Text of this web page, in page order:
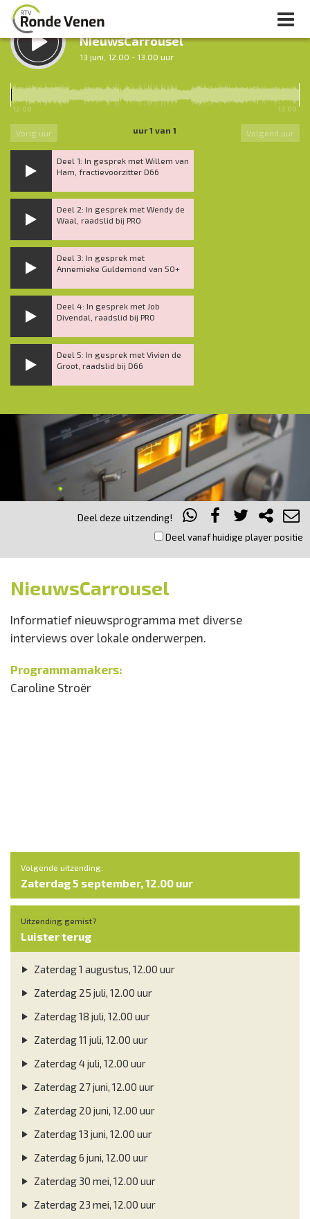
LUISTER TERUG:
NieuwsCarrousel
13 juni, 12.00 - 13.00 uur
Tussen Twaalf en Twee
12.00 13.00
Vorig uur uur 1 van 1 Volgend uur
Deel 1: In gesprek met Willem van
Ham, fractievoorzitter D66
Deel 2: In gesprek met Wendy de
Waal, raadslid bij PRO
Deel 3: In gesprek met
Annemieke Guldemond van 50+
Deel 4: In gesprek met Job
Divendal, raadslid bij PRO
Deel 5: In gesprek met Vivien de
Groot, raadslid bij D66
Deel deze uitzending!
Deel vanaf huidige player positie
NieuwsCarrousel
Informatief nieuwsprogramma met diverse
interviews over lokale onderwerpen.
Programmamakers:
Caroline Stroër
Volgende uitzending:
Zaterdag 5 september, 12.00 uur
Uitzending gemist?
Luister terug
Zaterdag 1 augustus, 12.00 uur
Zaterdag 25 juli, 12.00 uur
Zaterdag 18 juli, 12.00 uur
Zaterdag 11 juli, 12.00 uur
Zaterdag 4 juli, 12.00 uur
Zaterdag 27 juni, 12.00 uur
Zaterdag 20 juni, 12.00 uur
Zaterdag 13 juni, 12.00 uur
Zaterdag 6 juni, 12.00 uur
Zaterdag 30 mei, 12.00 uur
Zaterdag 23 mei, 12.00 uur